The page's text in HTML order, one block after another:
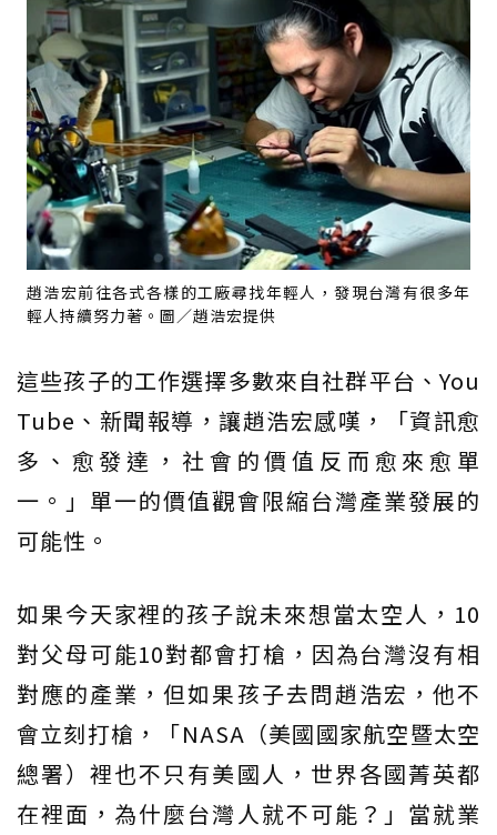
趙浩宏前往各式各樣的工廠尋找年輕人，發現台灣有很多年
輕人持續努力著。圖／趙浩宏提供
這些孩子的工作選擇多數來自社群平台、You
Tube、新聞報導，讓趙浩宏感嘆，「資訊愈
多、愈發達，社會的價值反而愈來愈單
一。」單一的價值觀會限縮台灣產業發展的
可能性。
如果今天家裡的孩子說未來想當太空人，10
對父母可能10對都會打槍，因為台灣沒有相
對應的產業，但如果孩子去問趙浩宏，他不
會立刻打槍，「NASA（美國國家航空暨太空
總署）裡也不只有美國人，世界各國菁英都
在裡面，為什麼台灣人就不可能？」當就業